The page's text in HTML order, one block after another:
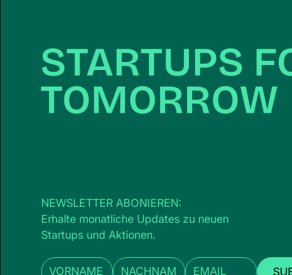
NEWSLETTER ABONIEREN:
Erhalte monatliche Updates zu neuen
Startups und Aktionen.